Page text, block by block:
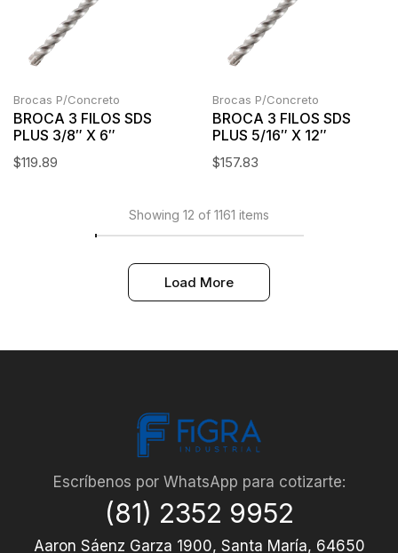
Brocas P/Concreto
BROCA 3 FILOS SDS
PLUS 3/8″ X 6″
$119.89
Brocas P/Concreto
BROCA 3 FILOS SDS
PLUS 5/16″ X 12″
$157.83
Showing 12 of 1161 items
Load More
Escríbenos por WhatsApp para cotizarte:
(81) 2352 9952
Aaron Sáenz Garza 1900, Santa María, 64650